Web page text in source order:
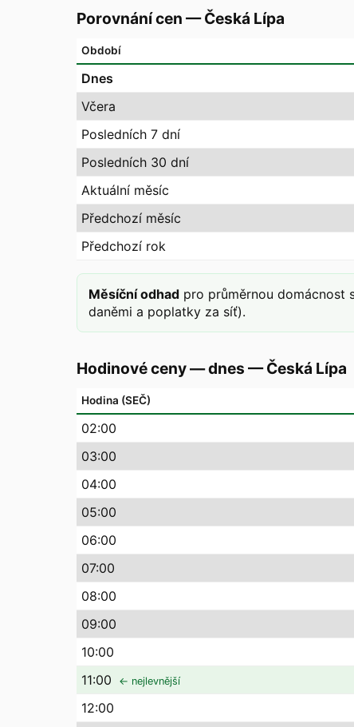
Porovnání cen —Česká Lípa
Období
Dnes
Včera
Posledních 7 dní
Posledních 30 dní
Aktuální měsíc
Předchozí měsíc
Předchozí rok
Měsíční odhad pro průměrnou domácnost
daněmi a poplatky za síť).
Hodinové ceny — dnes —Česká Lípa
Hodina (SEČ)
02:00
03:00
04:00
05:00
06:00
07:00
08:00
09:00
10:00
11:00 ← nejlevnější
12:00